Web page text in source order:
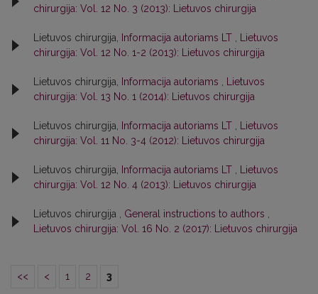
chirurgija: Vol. 12 No. 3 (2013): Lietuvos chirurgija
Lietuvos chirurgija, Informacija autoriams LT
Lietuvos
chirurgija: Vol. 12 No. 1-2 (2013): Lietuvos chirurgija
Lietuvos chirurgija, Informacija autoriams
Lietuvos
chirurgija: Vol. 13 No. 1 (2014): Lietuvos chirurgija
Lietuvos chirurgija, Informacija autoriams LT
Lietuvos
chirurgija: Vol. 11 No. 3-4 (2012): Lietuvos chirurgija
Lietuvos chirurgija, Informacija autoriams LT
Lietuvos
chirurgija: Vol. 12 No. 4 (2013): Lietuvos chirurgija
Lietuvos chirurgija , General instructions to authors
Lietuvos chirurgija: Vol. 16 No. 2 (2017): Lietuvos chirurgija
<< < 1 2 3